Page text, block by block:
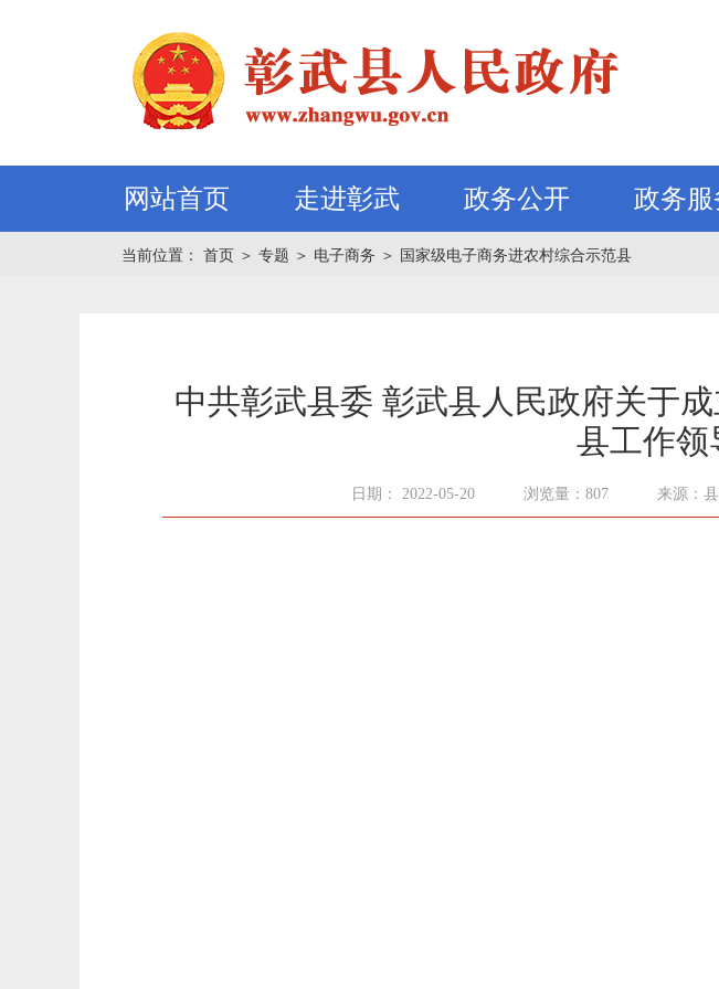
网站首页 走进彰武 政务公开 政务服
当前位置： 首页 ＞ 专题 ＞ 电子商务 ＞ 国家级电子商务进农村综合示范县
中共彰武县委 彰武县人民政府关于
县工作领
日期： 2022-05-20 浏览量：807 来源：